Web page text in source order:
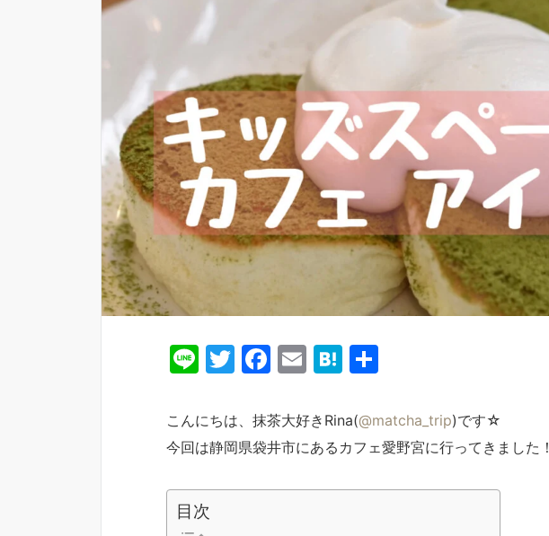
Li
e
T
itt
er
F
c
e
o
E
ai
l
H
e
n
こんにちは、抹茶大好きRina(@matcha_trip)です☆
今回は静岡県袋井市にあるカフェ愛野宮に行ってきました！
目次